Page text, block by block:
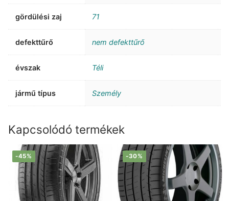
gördülési zaj 71
defekttűrő nem defekttűrő
évszak Téli
jármű típus Személy
Kapcsolódó termékek
-45% -30%